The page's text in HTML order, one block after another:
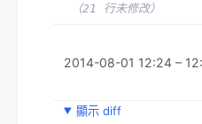
（21 行未修改）
2014-08-01 12:24 –
顯示 diff